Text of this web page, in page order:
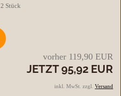
2 Stück
vorher 119,90 EUR
JETZT 95,92 EUR
inkl. MwSt. zzgl. Versand